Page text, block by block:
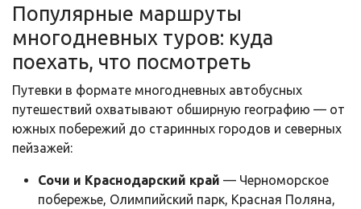
Популярные маршруты
многодневных туров: куда
поехать, что посмотреть
Путевки в формате многодневных автобусных
путешествий охватывают обширную географию — от
южных побережий до старинных городов и северных
пейзажей:
Сочи и Краснодарский край — Черноморское
побережье, Олимпийский парк, Красная Поляна,